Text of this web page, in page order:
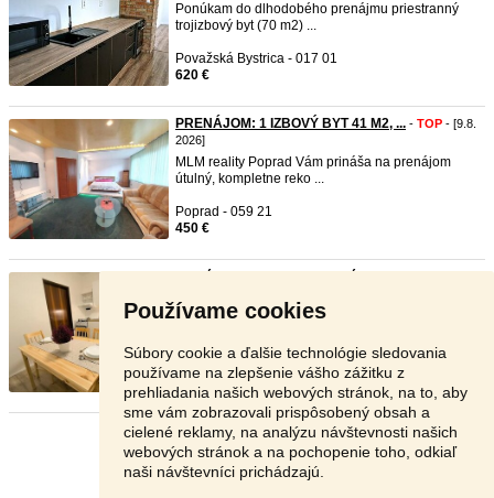
Používame cookies
Súbory cookie a ďalšie technológie sledovania
používame na zlepšenie vášho zážitku z
prehliadania našich webových stránok, na to, aby
sme vám zobrazovali prispôsobený obsah a
cielené reklamy, na analýzu návštevnosti našich
webových stránok a na pochopenie toho, odkiaľ
naši návštevníci prichádzajú.
Ponúkam do dlhodobého prenájmu priestranný
trojizbový byt (70 m2) ...
Považská Bystrica - 017 01
620 €
PRENÁJOM: 1 IZBOVÝ BYT 41 M2, ... - TOP - [9.8.
2026]
MLM reality Poprad Vám prináša na prenájom
útulný, kompletne reko ...
Poprad - 059 21
450 €
AKTUÁLNE Prenajmem 2,5-izbový byt v Nitre –
Nitra - 949 01
695 €
Stránka: 1 2 3 Ďalšia